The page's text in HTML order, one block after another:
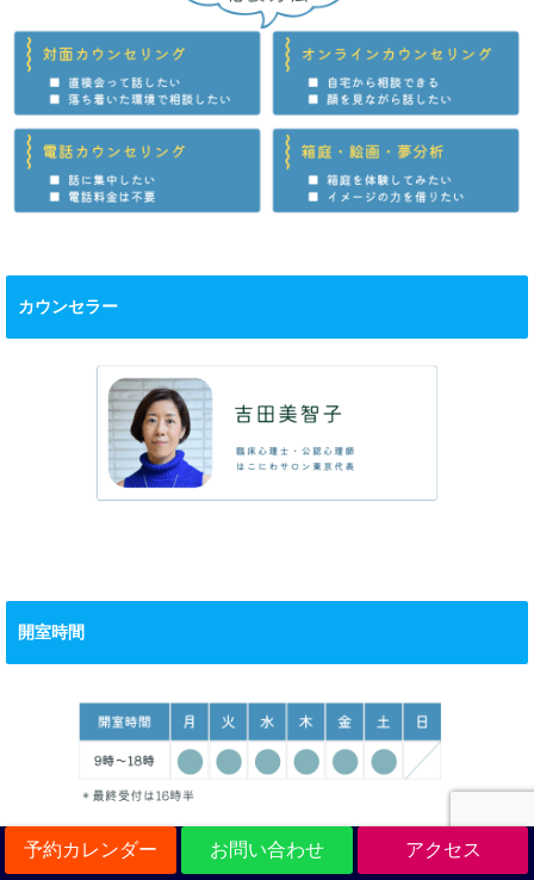
予約カレンダー お問い合わせ アクセス
カウンセラー
開室時間